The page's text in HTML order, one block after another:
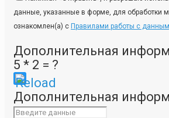
данные, указанные в форме, для обработки
ознакомлен(а) с Правилами работы с
Дополнительная
5 * 2 = ?
Please
enter
Дополнительная